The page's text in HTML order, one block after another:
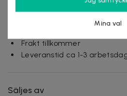
40ml + 67 Edt 40ml
Frakt tillkommer
Leveranstid ca 1-3
Säljes av
Mina val